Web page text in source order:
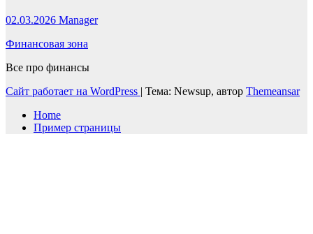
02.03.2026 Manager
Финансовая зона
Все про финансы
Сайт работает на WordPress | Тема: Newsup, автор Themeansar
Home
Пример страницы